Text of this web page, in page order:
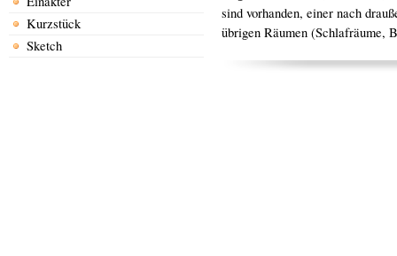
Kurzstück
Sketch
sind vorhanden, einer nach
übrigen Räumen (Schlafräume,